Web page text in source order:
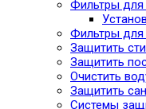
Фильтры для
Фильтры
Защитить
Защитить
Очистить
Защитить
Системы